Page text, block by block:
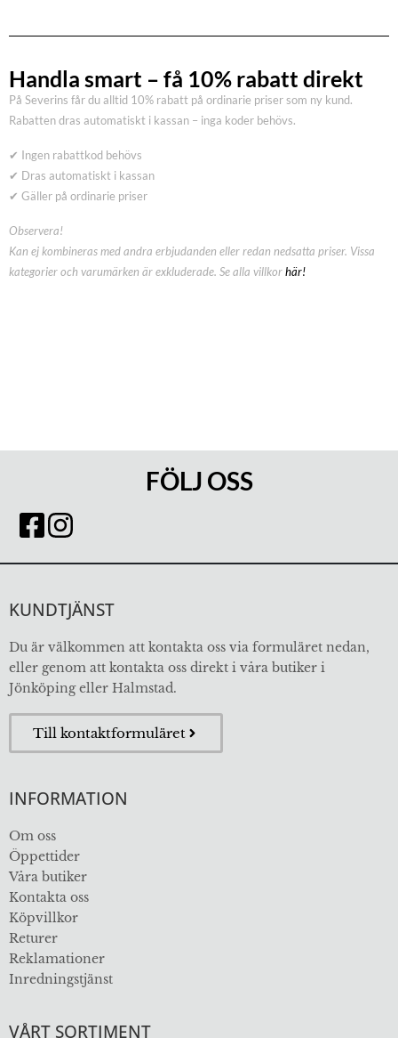
Handla smart – få 10% rabatt direkt
På Severins får du alltid 10% rabatt på ordinarie priser som ny kund.
Rabatten dras automatiskt i kassan – inga koder behövs.
✔ Ingen rabattkod behövs
✔ Dras automatiskt i kassan
✔ Gäller på ordinarie priser
Observera!
Kan ej kombineras med andra erbjudanden eller redan nedsatta priser. Vissa
kategorier och varumärken är exkluderade. Se alla villkorhär!
FÖLJ OSS
KUNDTJÄNST
Du är välkommen att kontakta oss via formuläret nedan,
eller genom att kontakta oss direkt i våra butiker i
Jönköping eller Halmstad.
Till kontaktformuläret
INFORMATION
Om oss
Öppettider
Våra butiker
Kontakta oss
Köpvillkor
Returer
Reklamationer
Inredningstjänst
VÅRT SORTIMENT